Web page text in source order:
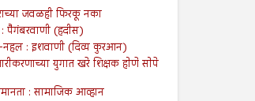
जवळही फिरकू नका
: पैगंबरवाणी (हदीस)
: इशवाणी (दिव्य कुरआन)
युगात खरे शिक्षक होणे सोपे
: सामाजिक आव्हान